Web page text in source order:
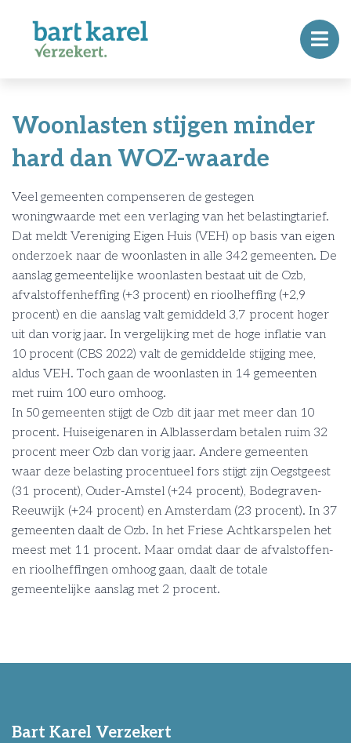
Woonlasten stijgen minder
hard dan WOZ-waarde
Veel gemeenten compenseren de gestegen
woningwaarde met een verlaging van het belastingtarief.
Dat meldt Vereniging Eigen Huis (VEH) op basis van eigen
onderzoek naar de woonlasten in alle 342 gemeenten. De
aanslag gemeentelijke woonlasten bestaat uit de Ozb,
afvalstoffenheffing (+3 procent) en rioolheffing (+2,9
procent) en die aanslag valt gemiddeld 3,7 procent hoger
uit dan vorig jaar. In vergelijking met de hoge inflatie van
10 procent (CBS 2022) valt de gemiddelde stijging mee,
aldus VEH. Toch gaan de woonlasten in 14 gemeenten
met ruim 100 euro omhoog.
In 50 gemeenten stijgt de Ozb dit jaar met meer dan 10
procent. Huiseigenaren in Alblasserdam betalen ruim 32
procent meer Ozb dan vorig jaar. Andere gemeenten
waar deze belasting procentueel fors stijgt zijn Oegstgeest
(31 procent), Ouder-Amstel (+24 procent), Bodegraven-
Reeuwijk (+24 procent) en Amsterdam (23 procent). In 37
gemeenten daalt de Ozb. In het Friese Achtkarspelen het
meest met 11 procent. Maar omdat daar de afvalstoffen-
en rioolheffingen omhoog gaan, daalt de totale
gemeentelijke aanslag met 2 procent.
Bart Karel Verzekert